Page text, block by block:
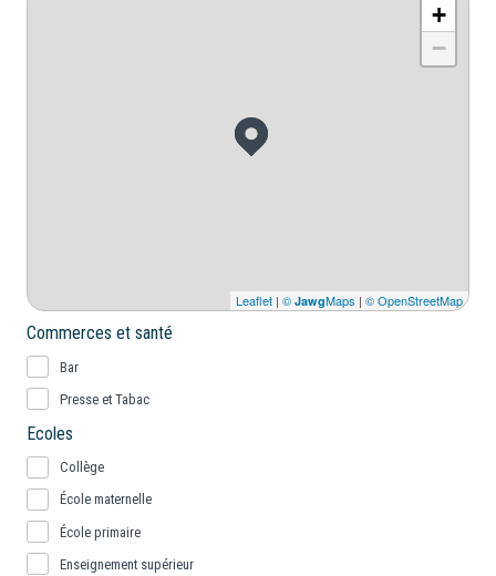
+
−
Leaflet | © JawgMaps | © OpenStreetMap
Commerces et santé
Bar
Presse et Tabac
Ecoles
Collège
École maternelle
École primaire
Enseignement supérieur